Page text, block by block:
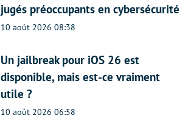
jugés préoccupants en cybersécurité
10 août 2026 08:38
Un jailbreak pour iOS 26 est
disponible, mais est-ce vraiment
utile ?
10 août 2026 06:58